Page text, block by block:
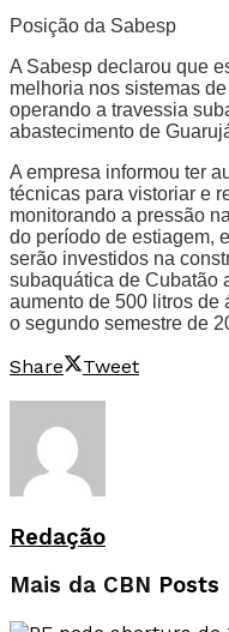
Posição da Sabesp
A Sabesp declarou que
melhoria nos sistemas
operando a travessia
abastecimento de
A empresa informou ter
técnicas para vistoriar e
monitorando a pressão
do período de estiagem,
serão investidos na
subaquática de Cubatão
aumento de 500 litros de
o segundo semestre de
Share Tweet
Redação
Mais da CBN Posts